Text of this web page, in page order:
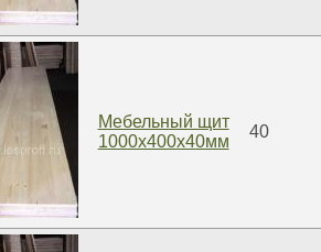
Мебельный щит
1000x400x40мм
40